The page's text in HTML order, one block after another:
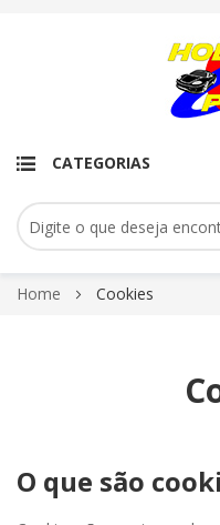
CATEGORIAS
Pular
Home Cookies
O que são